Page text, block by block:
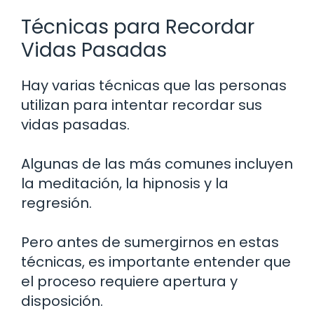
Técnicas para Recordar
Vidas Pasadas
Hay varias técnicas que las personas
utilizan para intentar recordar sus
vidas pasadas.
Algunas de las más comunes incluyen
la meditación, la hipnosis y la
regresión.
Pero antes de sumergirnos en estas
técnicas, es importante entender que
el proceso requiere apertura y
disposición.